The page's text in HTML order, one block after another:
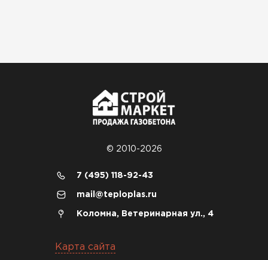
© 2010-2026
7 (495) 118-92-43
mail@teploplas.ru
Коломна, Ветеринарная ул., 4
Карта сайта